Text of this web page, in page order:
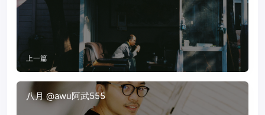
上一篇
八月 @awu阿武555